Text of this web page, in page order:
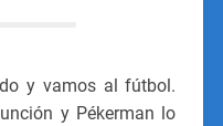
y vamos al fútbol.
y Pékerman lo